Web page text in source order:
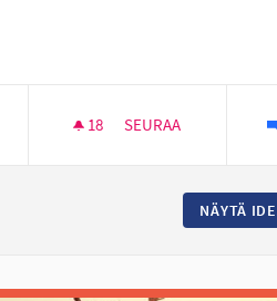
18 18 SEURAAJAA
SEURAA
NÄYTÄ